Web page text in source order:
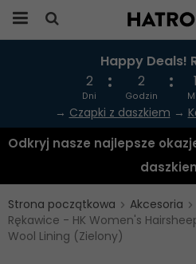
Produkten har blivit
Happy Deals!
2
Dni
2
Godzin
→ Czapki z daszkiem →
Odkryj nasze najlepsze
Strona początkowa Akcesoria
Rękawice - HK Women's
Wool Lining (Zielony)